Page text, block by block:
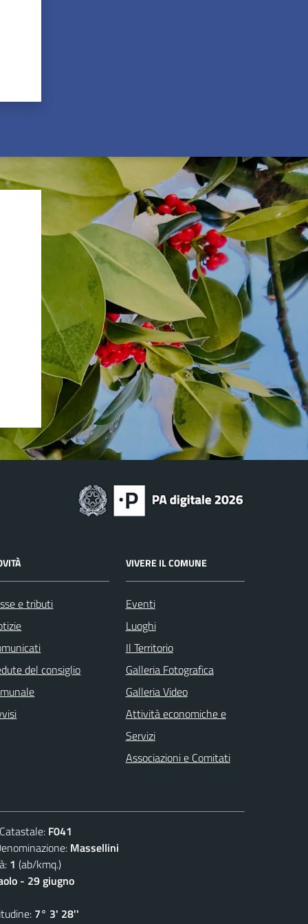
e tributi
del consiglio
VIVERE IL COMUNE
Eventi
Luoghi
Il Territorio
Galleria Fotografica
Galleria Video
Attività economiche e
Servizi
Associazioni e Comitati
F041
Massellini
1 (ab/kmq.)
- 29 giugno
7° 3' 28''